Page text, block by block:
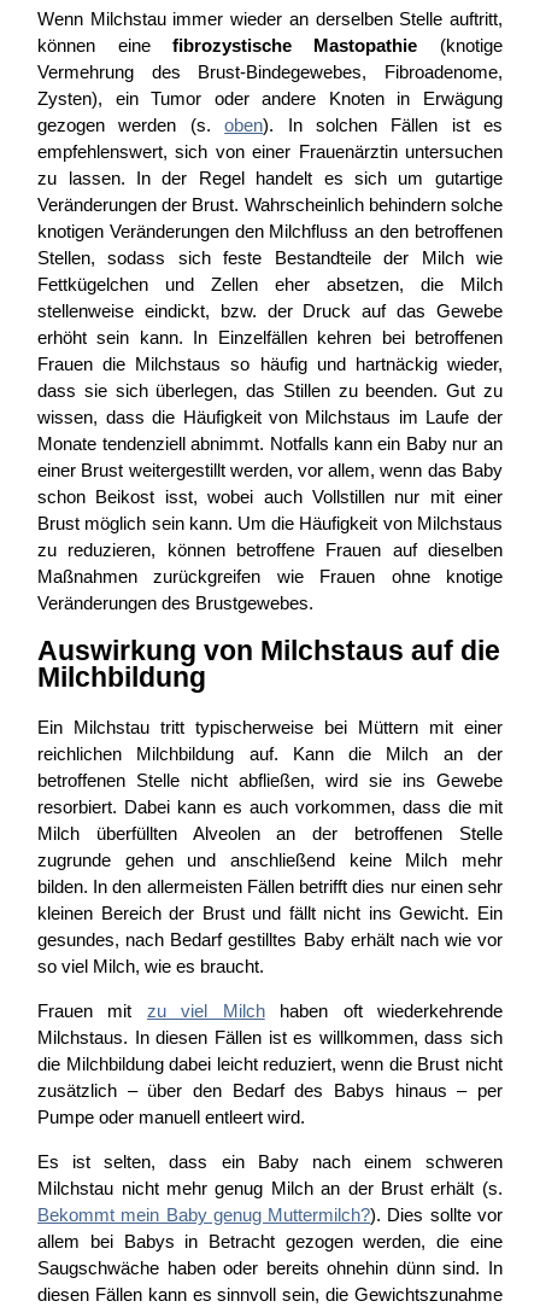
Wenn Milchstau immer wieder an derselben Stelle auftritt,
können eine fibrozystische Mastopathie (knotige
Vermehrung des Brust-Bindegewebes, Fibroadenome,
Zysten), ein Tumor oder andere Knoten in Erwägung
gezogen werden (s.oben). In solchen Fällen ist es
empfehlenswert, sich von einer Frauenärztin untersuchen
zu lassen. In der Regel handelt es sich um gutartige
Veränderungen der Brust. Wahrscheinlich behindern solche
knotigen Veränderungen den Milchfluss an den betroffenen
Stellen, sodass sich feste Bestandteile der Milch wie
Fettkügelchen und Zellen eher absetzen, die Milch
stellenweise eindickt, bzw. der Druck auf das Gewebe
erhöht sein kann. In Einzelfällen kehren bei betroffenen
Frauen die Milchstaus so häufig und hartnäckig wieder,
dass sie sich überlegen, das Stillen zu beenden. Gut zu
wissen, dass die Häufigkeit von Milchstaus im Laufe der
Monate tendenziell abnimmt. Notfalls kann ein Baby nur an
einer Brust weitergestillt werden, vor allem, wenn das Baby
schon Beikost isst, wobei auch Vollstillen nur mit einer
Brust möglich sein kann. Um die Häufigkeit von Milchstaus
zu reduzieren, können betroffene Frauen auf dieselben
Maßnahmen zurückgreifen wie Frauen ohne knotige
Veränderungen des Brustgewebes.
Auswirkung von Milchstaus auf die
Milchbildung
Ein Milchstau tritt typischerweise bei Müttern mit einer
reichlichen Milchbildung auf. Kann die Milch an der
betroffenen Stelle nicht abfließen, wird sie ins Gewebe
resorbiert. Dabei kann es auch vorkommen, dass die mit
Milch überfüllten Alveolen an der betroffenen Stelle
zugrunde gehen und anschließend keine Milch mehr
bilden. In den allermeisten Fällen betrifft dies nur einen sehr
kleinen Bereich der Brust und fällt nicht ins Gewicht. Ein
gesundes, nach Bedarf gestilltes Baby erhält nach wie vor
so viel Milch, wie es braucht.
Frauen mit zu viel Milchhaben oft wiederkehrende
Milchstaus. In diesen Fällen ist es willkommen, dass sich
die Milchbildung dabei leicht reduziert, wenn die Brust nicht
zusätzlich – über den Bedarf des Babys hinaus – per
Pumpe oder manuell entleert wird.
Es ist selten, dass ein Baby nach einem schweren
Milchstau nicht mehr genug Milch an der Brust erhält (s.
Bekommt mein Baby genug Muttermilch?). Dies sollte vor
allem bei Babys in Betracht gezogen werden, die eine
Saugschwäche haben oder bereits ohnehin dünn sind. In
diesen Fällen kann es sinnvoll sein, die Gewichtszunahme